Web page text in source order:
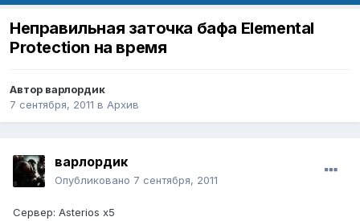
Неправильная заточка бафа Elemental
Protection на время
Автор варлордик
7 сентября, 2011 в Архив
варлордик
Опубликовано 7 сентября, 2011
Cервер: Аsterios x5